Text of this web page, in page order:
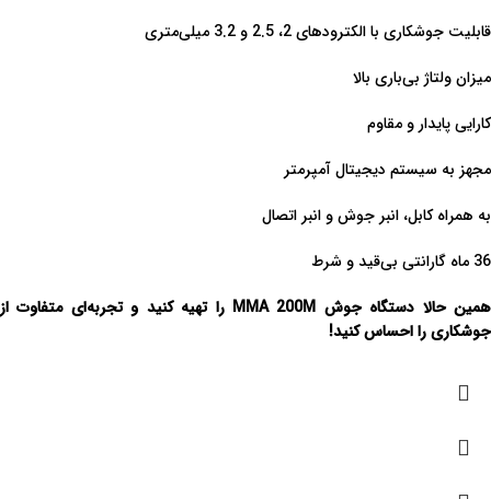
قابلیت جوشکاری با الکترودهای 2، 2.5 و 3.2 میلی‌متری
میزان ولتاژ بی‌باری بالا
کارایی پایدار و مقاوم
مجهز به سیستم دیجیتال آمپرمتر
به همراه کابل، انبر جوش و انبر اتصال
36 ماه گارانتی بی‌قید و شرط
همین حالا دستگاه جوش MMA 200M را تهیه کنید و تجربه‌ای متفاوت از
جوشکاری را احساس کنید!